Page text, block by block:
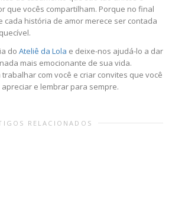
que vocês compartilham. Porque no final
cada história de amor merece ser contada
do Ateliê da Lola e deixe-nos ajudá-lo a dar
mais emocionante de sua vida.
com você e criar convites que você
e lembrar para sempre.
RELACIONADOS